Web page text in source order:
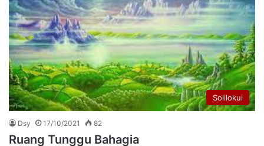
Solilokui
Dsy 17/10/2021 82
Ruang Tunggu Bahagia